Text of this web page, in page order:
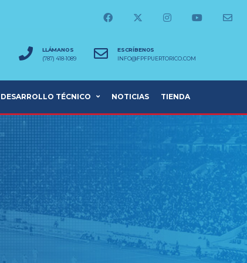
LLÁMANOS
(787) 418-1089
ESCRÍBENOS
INFO@FPFPUERTORICO.COM
DESARROLLO TÉCNICO NOTICIAS TIENDA